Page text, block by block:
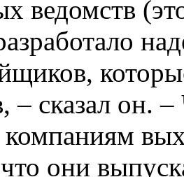
ведомств
– сказал он.
они